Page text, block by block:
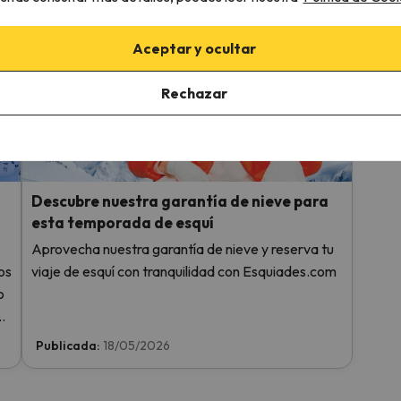
de-
Descubre nuestra garantía de nieve para
esta temporada de esquí
Aprovecha nuestra garantía de nieve y reserva tu
viaje de esquí con tranquilidad con Esquiades.com
Publicada: 18/05/2026
Aceptar y ocultar
Rechazar